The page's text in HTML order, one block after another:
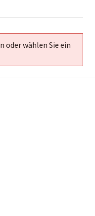
oder wählen Sie ein